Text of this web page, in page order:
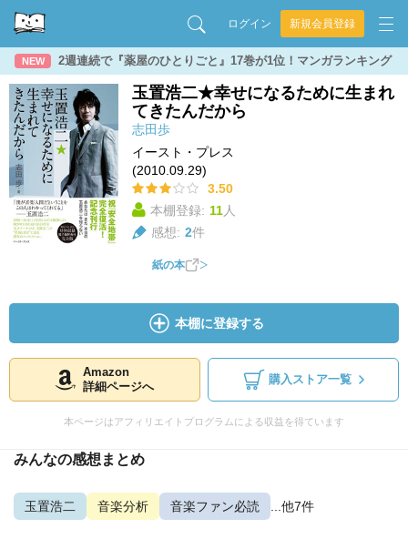
ログイン 新規会員登録
NEW 2週連続で『薬屋のひとりごと』17巻が1位！マンガランキング
玉置浩二★幸せになるために生まれ
てきたんだから
志田歩
イースト・プレス
(2010.09.29)
3.50
本棚登録: 11人
感想: 2件
紙の本
本棚に登録する
Amazon
詳細ページへ
購入ストア一覧
本ページはアフィリエイトプログラムによる収益を得ています
みんなの感想まとめ
玉置浩二 音楽分析 音楽ファン必読 ...他7件